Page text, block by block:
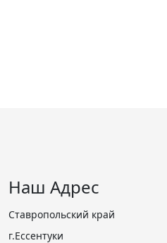
Наш Адрес
Ставропольский край
г.Ессентуки